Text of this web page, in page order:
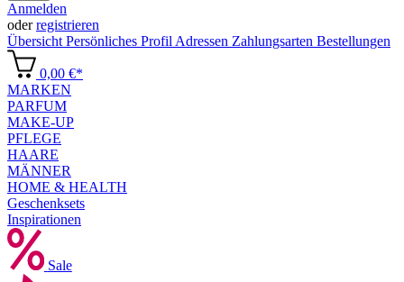
Anmelden
oderregistrieren
Übersicht Persönliches Profil Adressen Zahlungsarten Bestellungen
0,00 €*
MARKEN
PARFUM
MAKE-UP
PFLEGE
HAARE
MÄNNER
HOME & HEALTH
Geschenksets
Inspirationen
Sale